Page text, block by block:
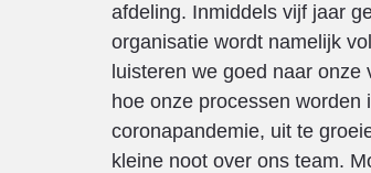
afdeling. Inmiddels vijf jaar
organisatie wordt namelijk
luisteren we goed naar
hoe onze processen
coronapandemie, uit te
kleine noot over ons team.